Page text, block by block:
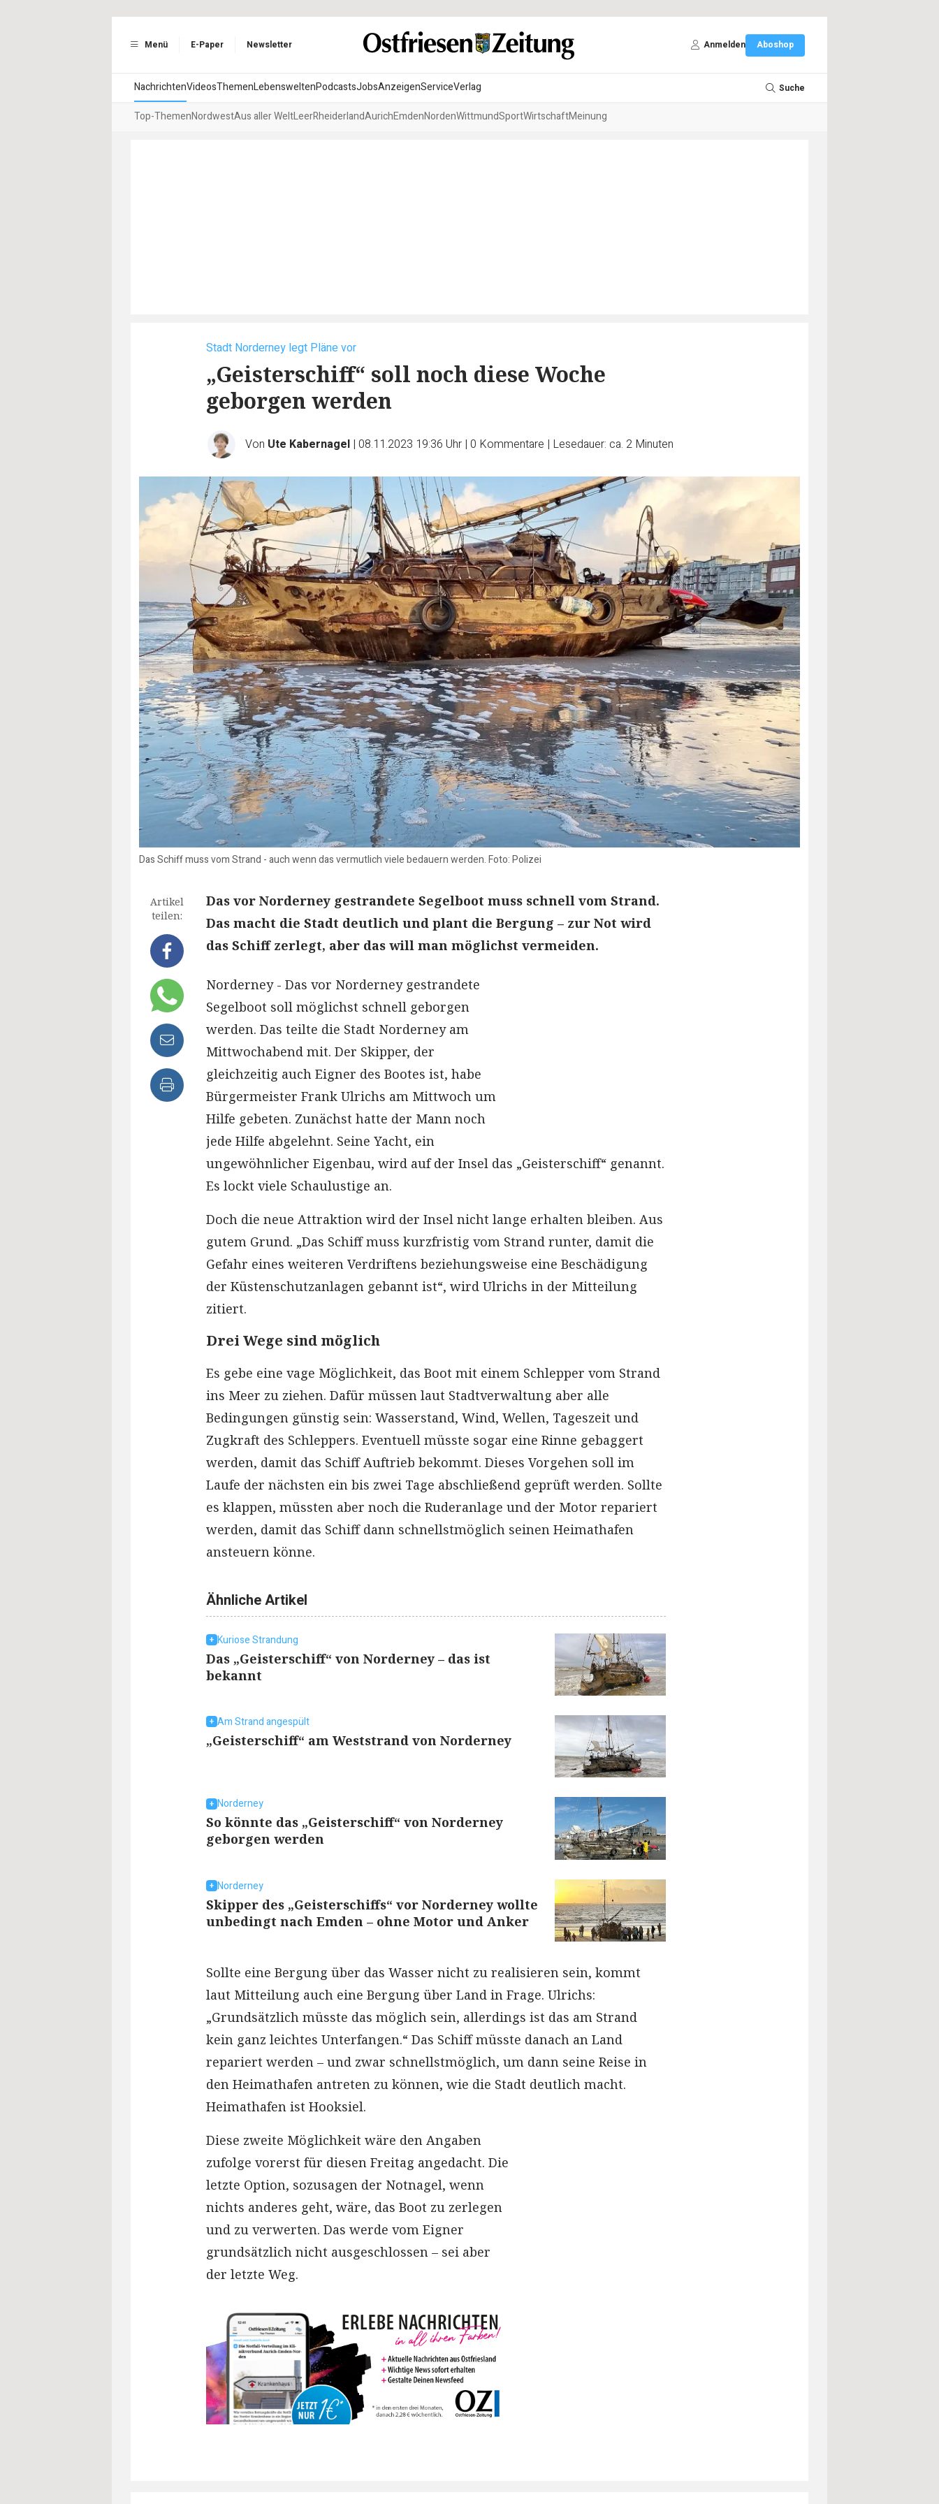
Menü E-Paper Newsletter Anmelden Aboshop
NachrichtenVideosThemenLebensweltenPodcastsJobsAnzeigenServiceVerlag Suche
Top-ThemenNordwestAus aller WeltLeerRheiderlandAurichEmdenNordenWittmundSportWirtschaftMeinung
Stadt Norderney legt Pläne vor
„Geisterschiff“ soll noch diese Woche
geborgen werden
Von Ute Kabernagel | 08.11.2023 19:36 Uhr | 0 Kommentare | Lesedauer: ca. 2 Minuten
Das Schiff muss vom Strand - auch wenn das vermutlich viele bedauern werden. Foto: Polizei
Artikel
teilen:
Das vor Norderney gestrandete Segelboot muss schnell vom Strand.
Das macht die Stadt deutlich und plant die Bergung – zur Not wird
das Schiff zerlegt, aber das will man möglichst vermeiden.
Norderney - Das vor Norderney gestrandete
Segelboot soll möglichst schnell geborgen
werden. Das teilte die Stadt Norderney am
Mittwochabend mit. Der Skipper, der
gleichzeitig auch Eigner des Bootes ist, habe
Bürgermeister Frank Ulrichs am Mittwoch um
Hilfe gebeten. Zunächst hatte der Mann noch
jede Hilfe abgelehnt. Seine Yacht, ein
ungewöhnlicher Eigenbau, wird auf der Insel das „Geisterschiff“ genannt.
Es lockt viele Schaulustige an.
Doch die neue Attraktion wird der Insel nicht lange erhalten bleiben. Aus
gutem Grund. „Das Schiff muss kurzfristig vom Strand runter, damit die
Gefahr eines weiteren Verdriftens beziehungsweise eine Beschädigung
der Küstenschutzanlagen gebannt ist“, wird Ulrichs in der Mitteilung
zitiert.
Drei Wege sind möglich
Es gebe eine vage Möglichkeit, das Boot mit einem Schlepper vom Strand
ins Meer zu ziehen. Dafür müssen laut Stadtverwaltung aber alle
Bedingungen günstig sein: Wasserstand, Wind, Wellen, Tageszeit und
Zugkraft des Schleppers. Eventuell müsste sogar eine Rinne gebaggert
werden, damit das Schiff Auftrieb bekommt. Dieses Vorgehen soll im
Laufe der nächsten ein bis zwei Tage abschließend geprüft werden. Sollte
es klappen, müssten aber noch die Ruderanlage und der Motor repariert
werden, damit das Schiff dann schnellstmöglich seinen Heimathafen
ansteuern könne.
Ähnliche Artikel
Kuriose Strandung
Das „Geisterschiff“ von Norderney – das ist
bekannt
Am Strand angespült
„Geisterschiff“ am Weststrand von Norderney
Norderney
So könnte das „Geisterschiff“ von Norderney
geborgen werden
Norderney
Skipper des „Geisterschiffs“ vor Norderney wollte
unbedingt nach Emden – ohne Motor und Anker
Sollte eine Bergung über das Wasser nicht zu realisieren sein, kommt
laut Mitteilung auch eine Bergung über Land in Frage. Ulrichs:
„Grundsätzlich müsste das möglich sein, allerdings ist das am Strand
kein ganz leichtes Unterfangen.“ Das Schiff müsste danach an Land
repariert werden – und zwar schnellstmöglich, um dann seine Reise in
den Heimathafen antreten zu können, wie die Stadt deutlich macht.
Heimathafen ist Hooksiel.
Diese zweite Möglichkeit wäre den Angaben
zufolge vorerst für diesen Freitag angedacht. Die
letzte Option, sozusagen der Notnagel, wenn
nichts anderes geht, wäre, das Boot zu zerlegen
und zu verwerten. Das werde vom Eigner
grundsätzlich nicht ausgeschlossen – sei aber
der letzte Weg.